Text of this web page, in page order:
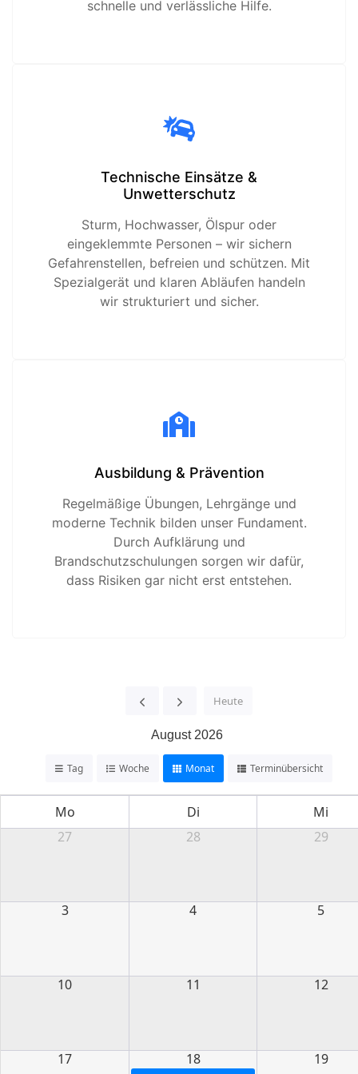
schnelle und verlässliche Hilfe.
Technische Einsätze &
Unwetterschutz
Sturm, Hochwasser, Ölspur oder
eingeklemmte Personen – wir sichern
Gefahrenstellen, befreien und schützen. Mit
Spezialgerät und klaren Abläufen handeln
wir strukturiert und sicher.
Ausbildung & Prävention
Regelmäßige Übungen, Lehrgänge und
moderne Technik bilden unser Fundament.
Durch Aufklärung und
Brandschutzschulungen sorgen wir dafür,
dass Risiken gar nicht erst entstehen.
Heute
August 2026
Tag Woche Monat Terminübersicht
Mo Di
Mi
27
28 29
3 4 5
10 11 12
17 18 19